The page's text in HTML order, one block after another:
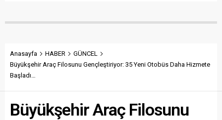
Anasayfa HABER
GÜNCEL
Büyükşehir Araç Filosunu Gençleştiriyor: 35 Yeni Otobüs Daha Hizmete
Başladı…
Büyükşehir Araç Filosunu